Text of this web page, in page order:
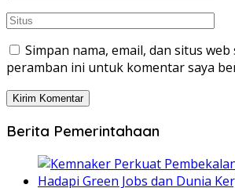
Simpan nama, email, dan situs web
peramban ini untuk komentar saya
Berita Pemerintahaan